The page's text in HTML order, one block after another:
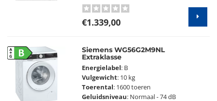
€1.339,00
Siemens WG56G2M9NL
Extraklasse
Energielabel: B
Vulgewicht: 10 kg
Toerental: 1600 toeren
Geluidsniveau: Normaal - 74 dB